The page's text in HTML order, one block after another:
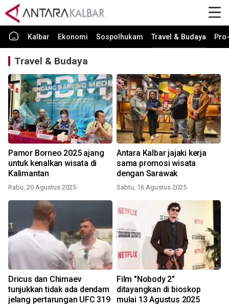
Kalbar Ekonomi Sospolhukam Travel & Budaya
Travel & Budaya
Pamor Borneo 2025 ajang
untuk kenalkan wisata di
Kalimantan
Rabu, 20 Agustus 2025
Antara Kalbar jajaki kerja
sama promosi wisata
dengan Sarawak
Sabtu, 16 Agustus 2025
Dricus dan Chimaev
tunjukkan tidak ada dendam
jelang pertarungan UFC 319
Film "Nobody 2"
ditayangkan di bioskop
mulai 13 Agustus 2025